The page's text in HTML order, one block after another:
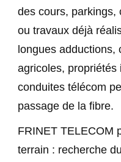
des cours, parkings,
ou travaux déjà
longues
agricoles,
conduites télécom
passage de la fibre.
FRINET TELECOM
terrain : recherche